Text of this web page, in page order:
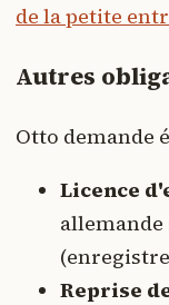
de la petite
Autres
Otto demande
Licence
allemande
Reprise